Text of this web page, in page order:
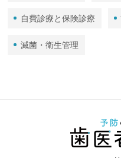
自費診療と保険診療
滅菌・衛生管理